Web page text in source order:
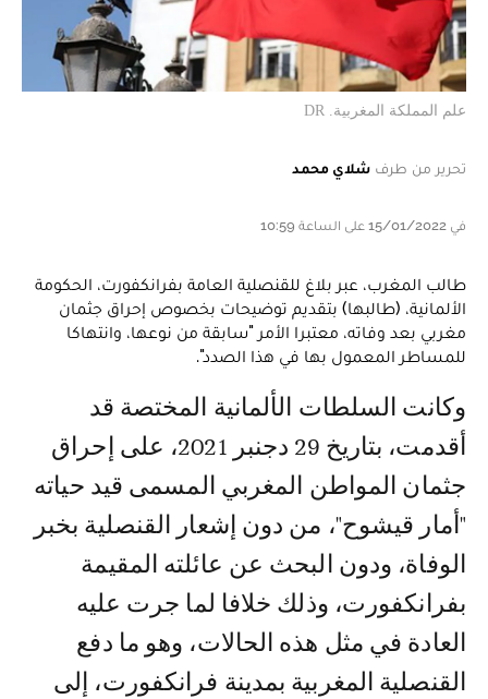
علم المملكة المغربية. DR
تحرير من طرف شلاي محمد
في 15/01/2022 على الساعة 10:59
طالب المغرب، عبر بلاغ للقنصلية العامة بفرانكفورت، الحكومة
الألمانية، (طالبها) بتقديم توضيحات بخصوص إحراق جثمان
مغربي بعد وفاته، معتبرا الأمر "سابقة من نوعها، وانتهاكا
للمساطر المعمول بها في هذا الصدد".
وكانت السلطات الألمانية المختصة قد
أقدمت، بتاريخ 29 دجنبر 2021، على إحراق
جثمان المواطن المغربي المسمى قيد حياته
"أمار قيشوح"، من دون إشعار القنصلية بخبر
الوفاة، ودون البحث عن عائلته المقيمة
بفرانكفورت، وذلك خلافا لما جرت عليه
العادة في مثل هذه الحالات، وهو ما دفع
القنصلية المغربية بمدينة فرانكفورت، إلى